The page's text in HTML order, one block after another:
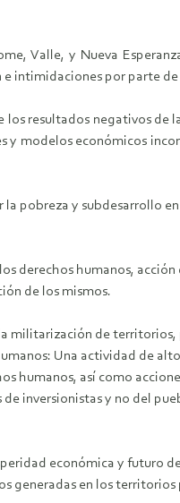
Valle, y Nueva
intimidaciones por parte
los resultados negativos
modelos económicos
pobreza y subdesarrollo
derechos humanos,
de los mismos.
de territorios,
Una actividad de
humanos, así como
inversionistas y no del
económica y futuro
generadas en los